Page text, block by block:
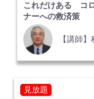
これだけある コ
ナーへの救済策
【講師
見放題